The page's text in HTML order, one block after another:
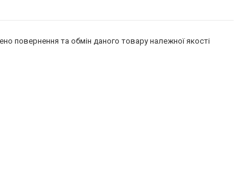
повернення та обмін даного товару належної якості